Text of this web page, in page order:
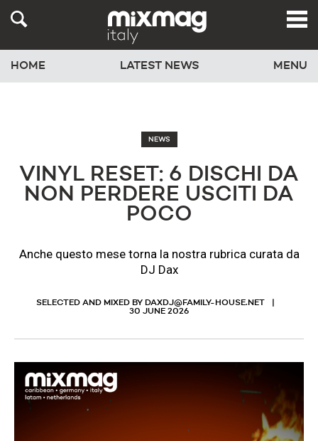
HOME LATEST NEWS MENU
NEWS
VINYL RESET: 6 DISCHI DA
NON PERDERE USCITI DA
POCO
Anche questo mese torna la nostra rubrica curata da
DJ Dax
SELECTED AND MIXED BY DAXDJ@FAMILY-HOUSE.NET
30 JUNE 2026